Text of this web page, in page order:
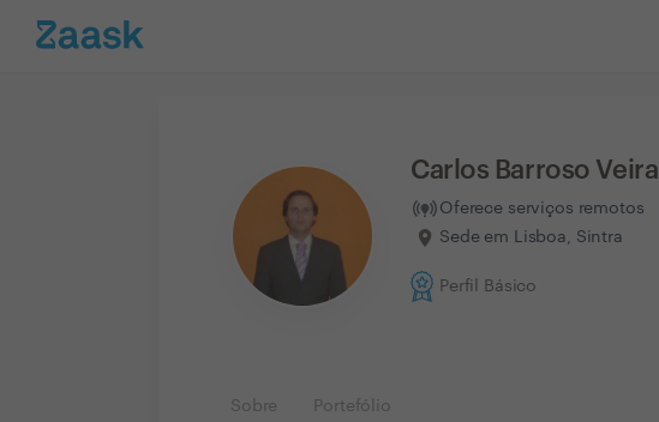
Carlos Barroso Veira
Oferece serviços remotos
Sede em Lisboa, Sintra
Perfil Básico
Sobre Portefólio